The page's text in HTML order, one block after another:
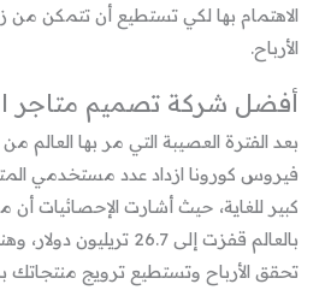
الاهتمام بها لكي تستطيع أن تتمكن من
الأرباح.
أفضل شركة تصميم متاجر
بعد الفترة العصيبة التي مر بها
فيروس كورونا ازداد عدد مستخدمي
كبير للغاية، حيث أشارت الإحصائيات أن
بالعالم قفزت إلى 26.7
تحقق الأرباح وتستطيع ترويج منتجاتك